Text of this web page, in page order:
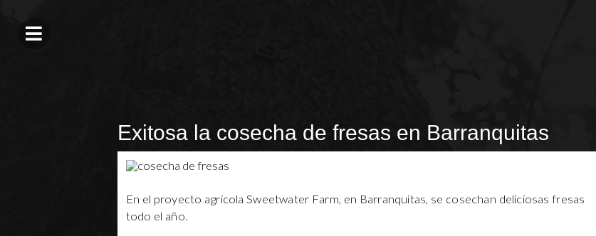
Exitosa la cosecha de fresas en Barranquitas
En el proyecto agrícola Sweetwater Farm, en Barranquitas, se cosechan deliciosas fresas
todo el año.